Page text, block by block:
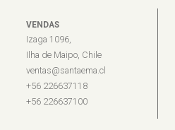
VENDAS
Izaga 1096,
Ilha de Maipo, Chile
ventas@santaema.cl
+56 226637118
+56 226637100